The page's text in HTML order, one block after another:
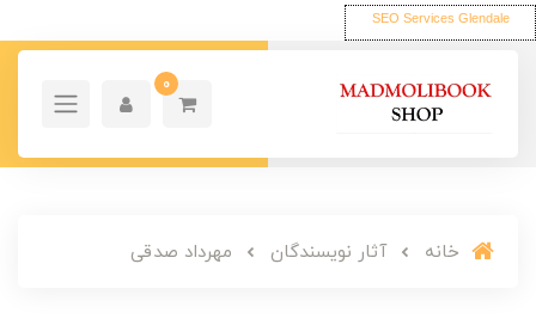
SEO Services Glendale
0
خانه آثار نویسندگان مهرداد صدقی